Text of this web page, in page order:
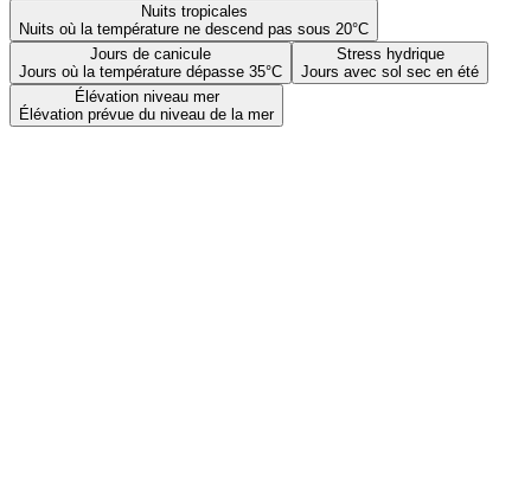
Nuits tropicales
Nuits où la température ne descend pas sous 20°C
Jours de canicule
Jours où la température dépasse 35°C
Stress hydrique
Jours avec sol sec en été
Élévation niveau mer
Élévation prévue du niveau de la mer